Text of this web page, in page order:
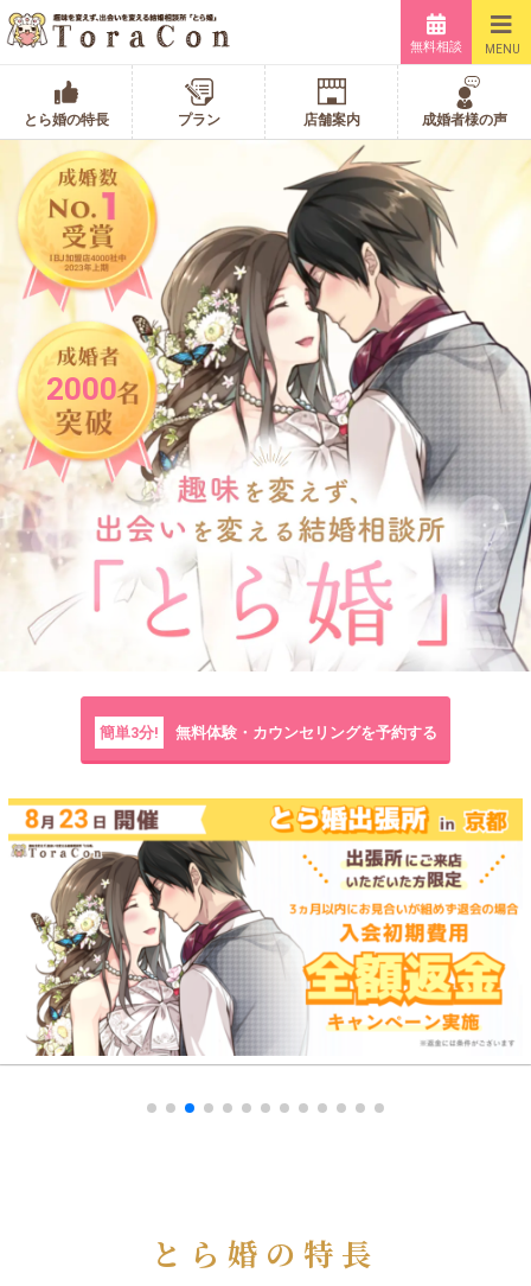
無料相談 MENU
とら婚の特長 プラン 店舗案内 成婚者様の声
2000
簡単3分! 無料体験・カウンセリングを予約する
とら婚の特長